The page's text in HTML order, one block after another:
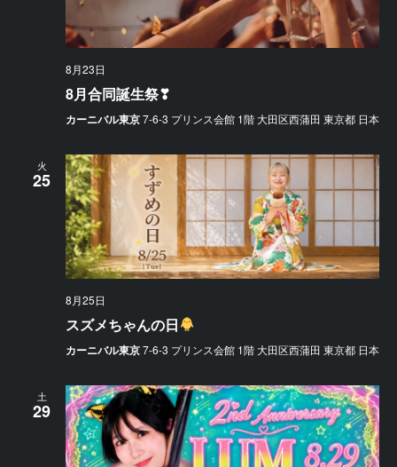
8月23日
8月合同誕生祭❣
カーニバル東京7-6-3 プリンス会館 1階 大田区西蒲田 東京都 日本
火
25
8月25日
スズメちゃんの日
カーニバル東京7-6-3 プリンス会館 1階 大田区西蒲田 東京都 日本
土
29